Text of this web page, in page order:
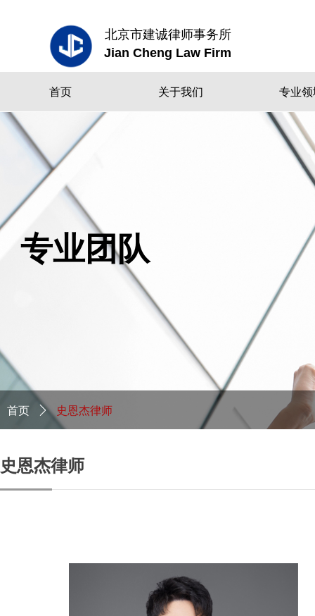
北京市建诚律师事务所
Jian Cheng Law Firm
首页 关于我们 专业领
史恩杰律师
专业团队
首页 ꄲ 史恩杰律师